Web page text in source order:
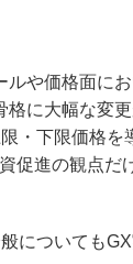
や価格面に
に大幅な変
・下限価格を
促進の観点だ
についても